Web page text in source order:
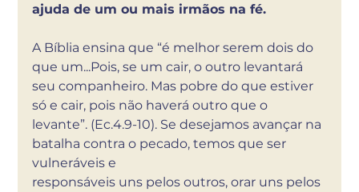
ajuda de um ou mais irmãos na fé.
A Bíblia ensina que “é melhor serem dois do
que um...Pois, se um cair, o outro levantará
seu companheiro. Mas pobre do que estiver
só e cair, pois não haverá outro que o
levante”. (Ec.4.9-10). Se desejamos avançar na
batalha contra o pecado, temos que ser
vulneráveis e
responsáveis uns pelos outros, orar uns pelos